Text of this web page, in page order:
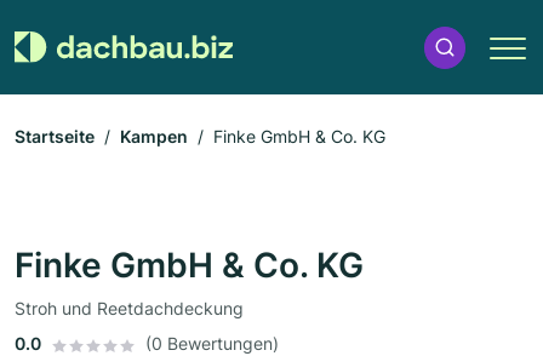
Startseite Kampen Finke GmbH & Co. KG
Finke GmbH & Co. KG
Stroh und Reetdachdeckung
0.0
(0 Bewertungen)